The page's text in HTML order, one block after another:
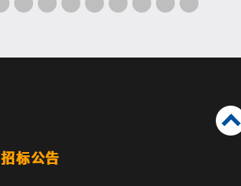
招标公告